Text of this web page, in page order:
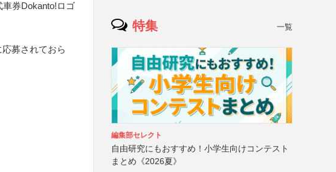
券Dokanto!ロゴ
募されておら
特集 一覧
編集部セレクト
自由研究にもおすすめ！小学生向けコンテスト
まとめ《2026夏》